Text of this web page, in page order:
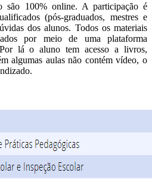
são 100% online. A participação é
(pós-graduados, mestres e
dos alunos. Todos os materiais
por meio de uma plataforma
lá o aluno tem acesso a livros,
algumas aulas não contém vídeo, o